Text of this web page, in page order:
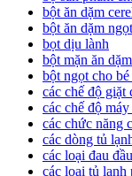
bột ăn dặm
bột ăn dặm ngọt
bọt dịu lành
bột mặn ăn dặm
bột ngọt cho bé
các chế độ giặt
các chế độ
các chức năng
các dòng tủ
các loại đau đầu
các loại tủ lạnh